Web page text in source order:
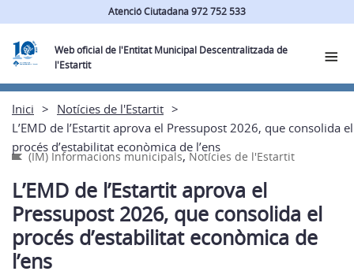
Atenció Ciutadana 972 752 533
Web oficial de l'Entitat Municipal Descentralitzada de
l'Estartit
Inici
Notícies de l'Estartit
L’EMD de l’Estartit aprova el Pressupost 2026, que consolida el
procés d’estabilitat econòmica de l’ens
(IM) Informacions municipals,Notícies de l'Estartit
L’EMD de l’Estartit aprova el
Pressupost 2026, que consolida el
procés d’estabilitat econòmica de
l’ens